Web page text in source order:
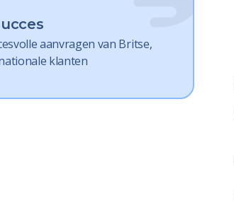
aanvragen van Britse,
klanten